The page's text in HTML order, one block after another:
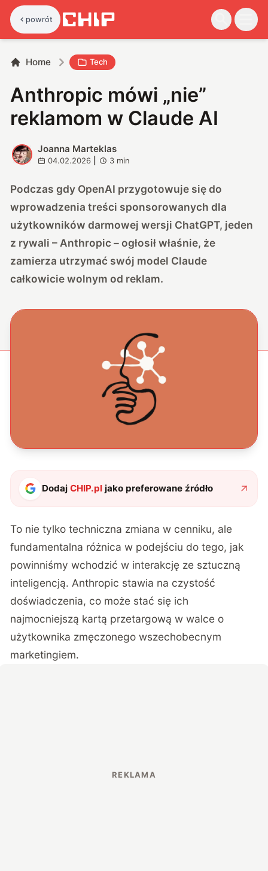
powrót
Home Tech
Anthropic mówi „nie”
reklamom w Claude AI
J
Joanna Marteklas
04.02.2026 3 min
Podczas gdy OpenAI przygotowuje się do
wprowadzenia treści sponsorowanych dla
użytkowników darmowej wersji ChatGPT, jeden
z rywali – Anthropic – ogłosił właśnie, że
zamierza utrzymać swój model Claude
całkowicie wolnym od reklam.
DodajCHIP.pl jako preferowane źródło
To nie tylko techniczna zmiana w cenniku, ale
fundamentalna różnica w podejściu do tego, jak
powinniśmy wchodzić w interakcję ze sztuczną
inteligencją. Anthropic stawia na czystość
doświadczenia, co może stać się ich
najmocniejszą kartą przetargową w walce o
użytkownika zmęczonego wszechobecnym
marketingiem.